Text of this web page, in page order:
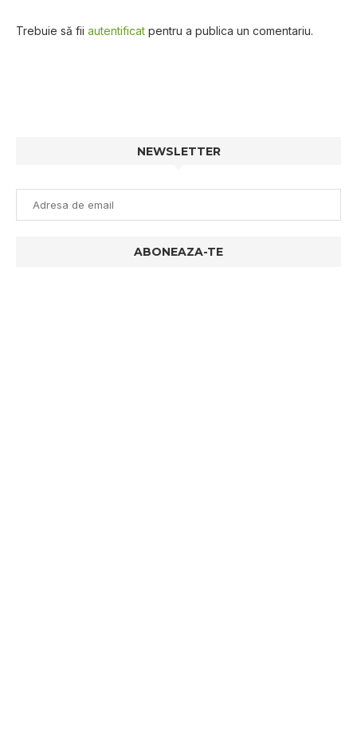
Trebuie să fii autentificat pentru a publica un comentariu.
NEWSLETTER